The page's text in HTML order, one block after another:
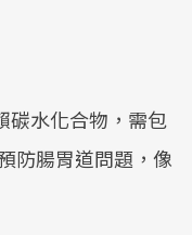
水化合物，需包
防腸胃道問題，像